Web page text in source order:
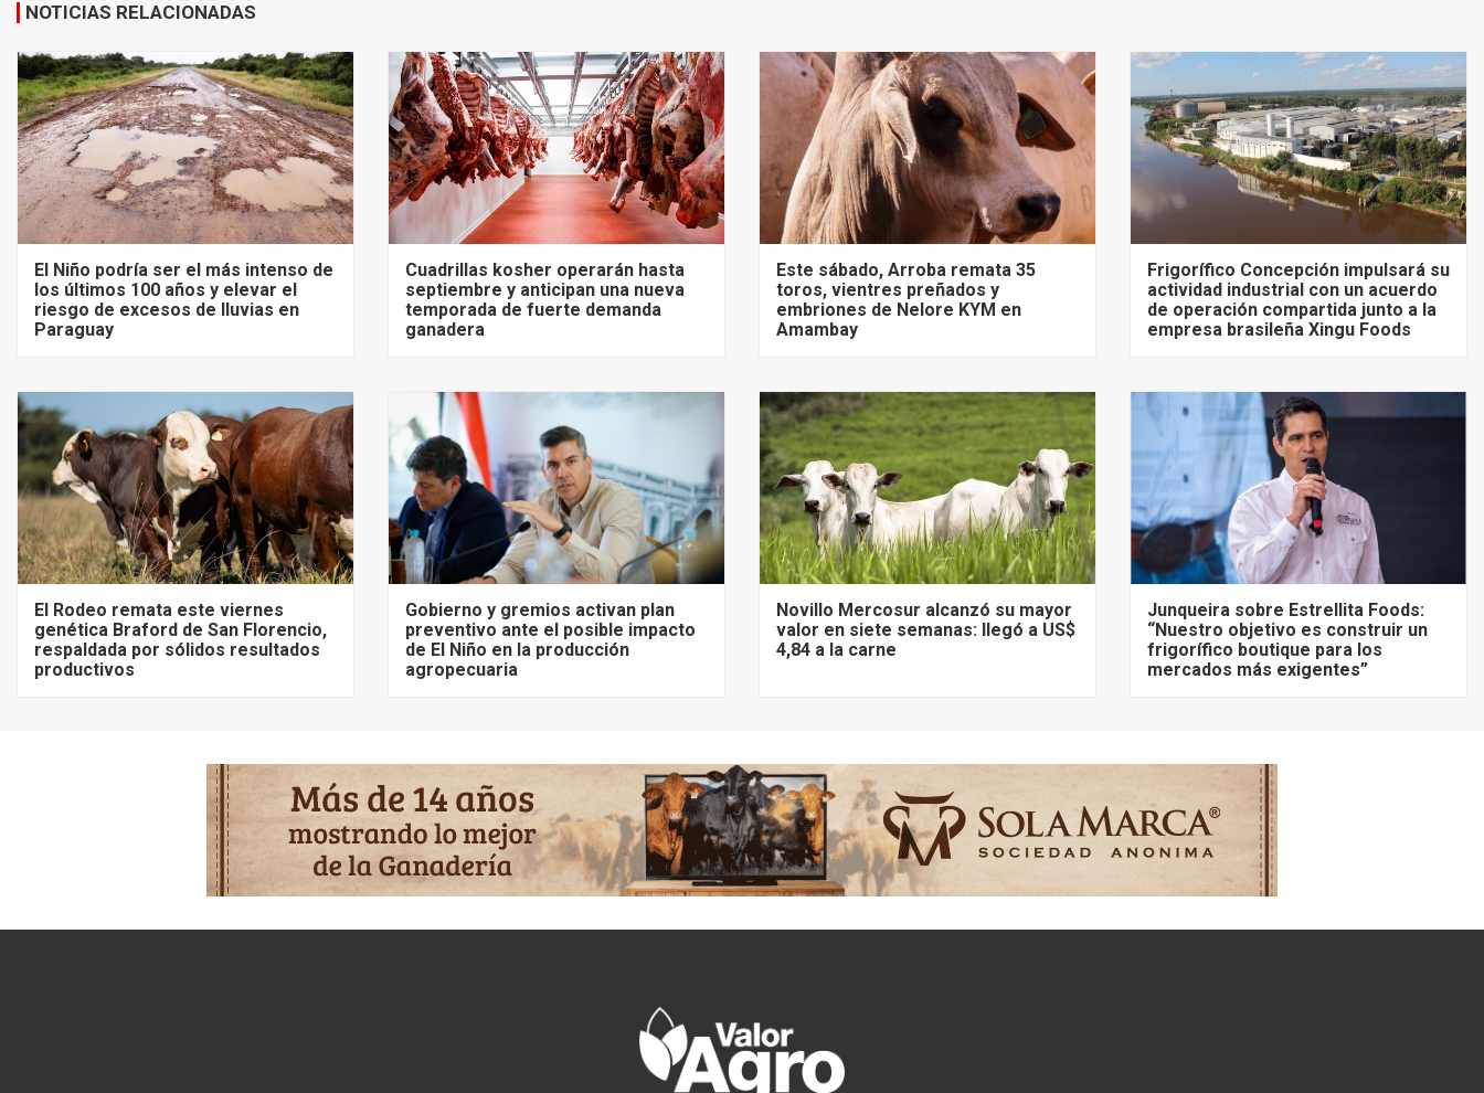
NOTICIAS RELACIONADAS
El Niño podría ser el más intenso de
los últimos 100 años y elevar el
riesgo de excesos de lluvias en
Paraguay
Cuadrillas kosher operarán hasta
septiembre y anticipan una nueva
temporada de fuerte demanda
ganadera
Este sábado, Arroba remata 35
toros, vientres preñados y
embriones de Nelore KYM en
Amambay
Frigorífico Concepción impulsará su
actividad industrial con un acuerdo
de operación compartida junto a la
empresa brasileña Xingu Foods
El Rodeo remata este viernes
genética Braford de San Florencio,
respaldada por sólidos resultados
productivos
Gobierno y gremios activan plan
preventivo ante el posible impacto
de El Niño en la producción
agropecuaria
Novillo Mercosur alcanzó su mayor
valor en siete semanas: llegó a US$
4,84 a la carne
Junqueira sobre Estrellita Foods:
“Nuestro objetivo es construir un
frigorífico boutique para los
mercados más exigentes”